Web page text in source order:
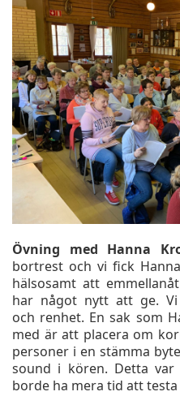
Övning med Hanna
bortrest och vi fick
hälsosamt att
har något nytt att ge.
och renhet. En sak som
med är att placera om
personer i en stämma
sound i kören. Detta var
borde ha mera tid att testa